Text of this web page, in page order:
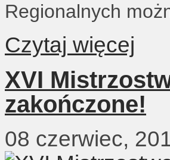
Regionalnych
Czytaj więcej
XVI
zakończone!
08 czerwiec,